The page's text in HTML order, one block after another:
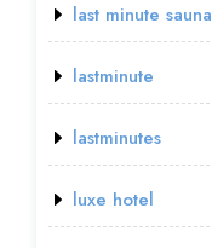
last minute sauna
lastminute
lastminutes
luxe hotel